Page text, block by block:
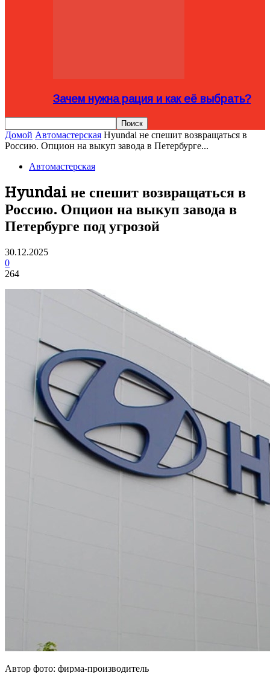
Зачем нужна рация и как её выбрать?
Домой Автомастерская Hyundai не спешит возвращаться в
Россию. Опцион на выкуп завода в Петербурге...
Автомастерская
Hyundai не спешит возвращаться в
Россию. Опцион на выкуп завода в
Петербурге под угрозой
30.12.2025
0
264
Автор фото: фирма-производитель